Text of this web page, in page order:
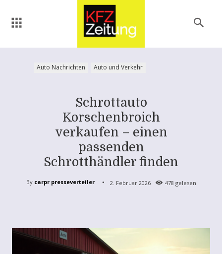
Auto Nachrichten Auto und Verkehr
Schrottauto
Korschenbroich
verkaufen – einen
passenden
Schrotthändler finden
By carpr presseverteiler 2. Februar 2026 478 gelesen